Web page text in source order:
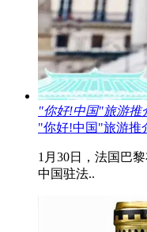
"你好!中国"旅游推
"你好!中国"旅游推
1月30日，法国巴
中国驻法..